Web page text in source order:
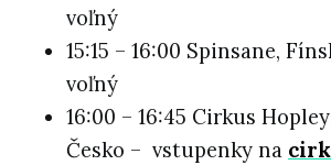
voľný
15:15 – 16:00 Spinsane,
voľný
16:00 – 16:45 Cirkus
Česko – vstupenky na